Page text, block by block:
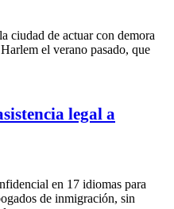
ciudad de actuar con demora
el verano pasado, que
legal a
en 17 idiomas para
de inmigración, sin